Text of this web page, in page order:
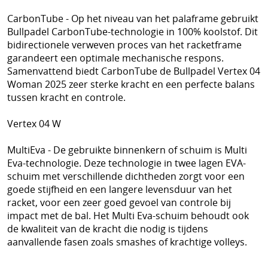
CarbonTube - Op het niveau van het palaframe gebruikt
Bullpadel CarbonTube-technologie in 100% koolstof. Dit
bidirectionele verweven proces van het racketframe
garandeert een optimale mechanische respons.
Samenvattend biedt CarbonTube de Bullpadel Vertex 04
Woman 2025 zeer sterke kracht en een perfecte balans
tussen kracht en controle.
Vertex 04 W
MultiEva - De gebruikte binnenkern of schuim is Multi
Eva-technologie. Deze technologie in twee lagen EVA-
schuim met verschillende dichtheden zorgt voor een
goede stijfheid en een langere levensduur van het
racket, voor een zeer goed gevoel van controle bij
impact met de bal. Het Multi Eva-schuim behoudt ook
de kwaliteit van de kracht die nodig is tijdens
aanvallende fasen zoals smashes of krachtige volleys.